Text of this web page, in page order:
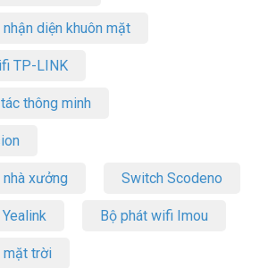
diện khuôn mặt
TP-LINK
thông minh
xưởng Switch Scodeno
Bộ phát wifi Imou
mặt trời